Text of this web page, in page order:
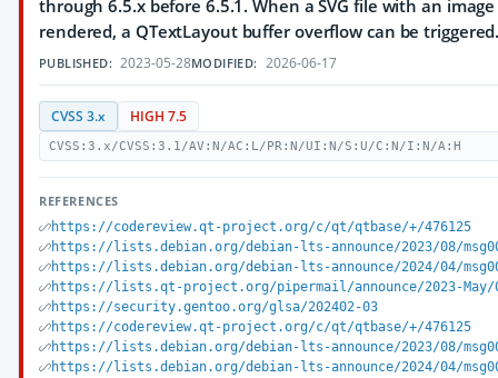
through 6.5.x before 6.5.1. When a SVG file with an
rendered, a QTextLayout buffer overflow can be
PUBLISHED: 2023-05-28MODIFIED: 2026-06-17
CVSS 3.x HIGH 7.5
CVSS:3.x/CVSS:3.1/AV:N/AC:L/PR:N/UI:N/S:U/C:N/I:N/A:H
REFERENCES
https://codereview.qt-project.org/c/qt/qtbase/+/476125
https://lists.debian.org/debian-lts-announce/2023/08/
https://lists.debian.org/debian-lts-announce/2024/04/
https://lists.qt-project.org/pipermail/announce/2023-May/
https://security.gentoo.org/glsa/202402-03
https://codereview.qt-project.org/c/qt/qtbase/+/476125
https://lists.debian.org/debian-lts-announce/2023/08/
https://lists.debian.org/debian-lts-announce/2024/04/